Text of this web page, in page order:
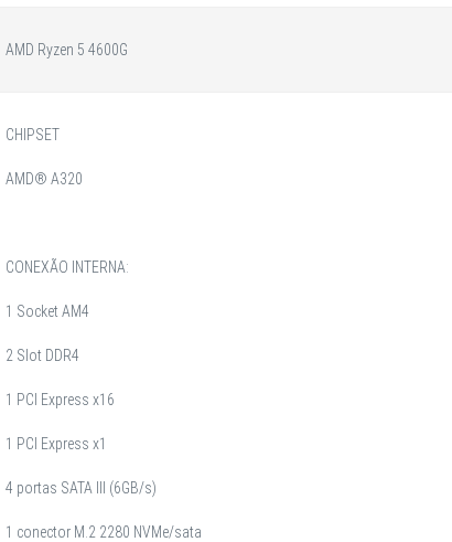
AMD Ryzen 5 4600G
CHIPSET
AMD® A320
CONEXÃO INTERNA:
1 Socket AM4
2 Slot DDR4
1 PCI Express x16
1 PCI Express x1
4 portas SATA III (6GB/s)
1 conector M.2 2280 NVMe/sata